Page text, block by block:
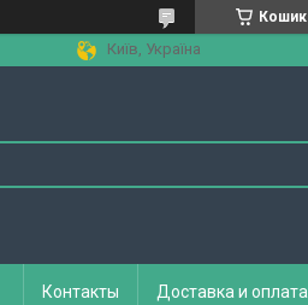
Кошик
Київ, Україна
Контакты Доставка и оплата